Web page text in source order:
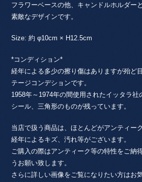
フラワーベースの他、キャンドルホルダー
素敵なデザインです。
Size: 約 φ10cm × H12.5cm
*コンディション*
経年による多少の擦り傷はありますが殆ど
テージコンデションです。
1958年～1974年の間使用されたイッタラ
シール、三角形のものが残っています。
当店で扱う商品は、ほとんどがアンティー
経年によるキズ、汚れ等がございます。
ご購入の際はアンティーク等の特性をご納
うお願い致します。
さらに詳しい画像をご覧になりたい方はお